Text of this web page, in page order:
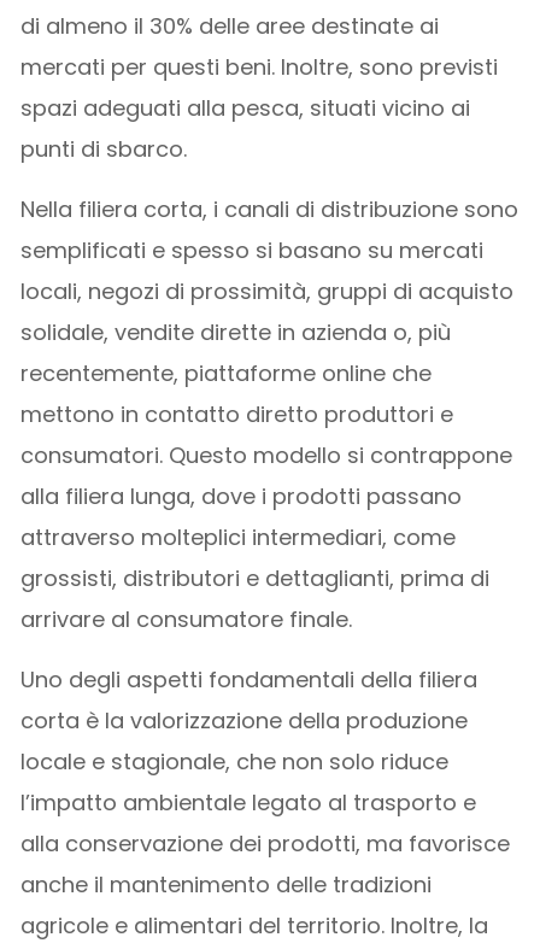
di almeno il 30% delle aree destinate ai
mercati per questi beni. Inoltre, sono previsti
spazi adeguati alla pesca, situati vicino ai
punti di sbarco.
Nella filiera corta, i canali di distribuzione sono
semplificati e spesso si basano su mercati
locali, negozi di prossimità, gruppi di acquisto
solidale, vendite dirette in azienda o, più
recentemente, piattaforme online che
mettono in contatto diretto produttori e
consumatori. Questo modello si contrappone
alla filiera lunga, dove i prodotti passano
attraverso molteplici intermediari, come
grossisti, distributori e dettaglianti, prima di
arrivare al consumatore finale.
Uno degli aspetti fondamentali della filiera
corta è la valorizzazione della produzione
locale e stagionale, che non solo riduce
l’impatto ambientale legato al trasporto e
alla conservazione dei prodotti, ma favorisce
anche il mantenimento delle tradizioni
agricole e alimentari del territorio. Inoltre, la